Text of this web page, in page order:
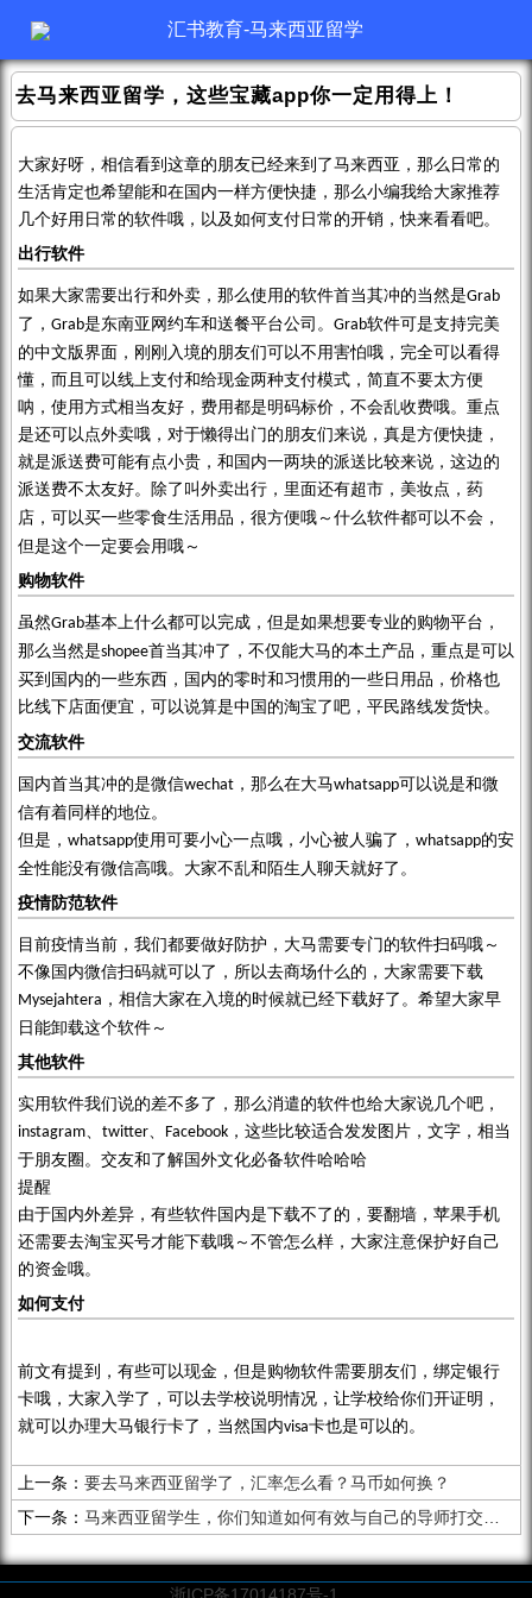
汇书教育-马来西亚留学
去马来西亚留学，这些宝藏app你一定用得上！
大家好呀，相信看到这章的朋友已经来到了马来西亚，那么日常的
生活肯定也希望能和在国内一样方便快捷，那么小编我给大家推荐
几个好用日常的软件哦，以及如何支付日常的开销，快来看看吧。
出行软件
如果大家需要出行和外卖，那么使用的软件首当其冲的当然是Grab
了， Grab是东南亚网约车和送餐平台公司。 Grab软件可是支持完美
的中文版界面，刚刚入境的朋友们可以不用害怕哦，完全可以看得
懂，而且可以线上支付和给现金两种支付模式，简直不要太方便
呐，使用方式相当友好，费用都是明码标价，不会乱收费哦。重点
是还可以点外卖哦，对于懒得出门的朋友们来说，真是方便快捷，
就是派送费可能有点小贵，和国内一两块的派送比较来说，这边的
派送费不太友好。
除了叫外卖出行，里面还有超市，美妆点，药
店，可以买一些零食生活用品， 很方便哦～什么软件都可以不会，
但是这个一定要会用哦～
购物软件
虽然Grab基本上什么都可以完成，但是如果想要专业的购物平台，
那么当然是shopee首当其冲了，不仅能大马的本土产品，重点是可以
买到国内的一些东西，国内的零时和习惯用的一些日用品，价格也
比线下店面便宜，可以说算是中国的淘宝了吧，平民路线发货快。
交流软件
国内首当其冲的是微信wechat，那么在大马whatsapp可以说是和微
信有着同样的地位。
但是， whatsapp使用可要小心一点哦，小心被人骗了， whatsapp的安
全性能没有微信高哦。大家不乱和陌生人聊天就好了。
疫情防范软件
目前疫情当前，我们都要做好防护，大马需要专门的软件扫码哦～
不像国内微信扫码就可以了，所以去商场什么的，大家需要下载
Mysejahtera ，相信大家在入境的时候就已经下载好了。希望大家早
日能卸载这个软件～
其他软件
实用软件我们说的差不多了，那么消遣的软件也给大家说几个吧，
instagram、 twitter、 Facebook，这些比较适合发发图片，文字，相当
于朋友圈。交友和了解国外文化必备软件哈哈哈
提醒
由于国内外差异，有些软件国内是下载不了的，要翻墙，苹果手机
还需要去淘宝买号才能下载哦～不管怎么样，大家注意保护好自己
的资金哦。
如何支付
前文有提到，有些可以现金，但是购物软件需要朋友们，绑定银行
卡哦，大家入学了，可以去学校说明情况，让学校给你们开证明，
就可以办理大马银行卡了，当然国内visa卡也是可以的。
上一条： 要去马来西亚留学了，汇率怎么看？马币如何换？
下一条： 马来西亚留学生，你们知道如何有效与自己的导师打交道吗？